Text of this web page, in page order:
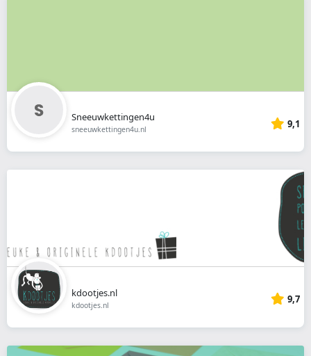
Sneeuwkettingen4u
sneeuwkettingen4u.nl 9,1
kdootjes.nl
kdootjes.nl 9,7